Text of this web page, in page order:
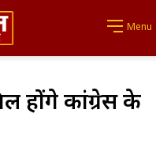
Menu
होंगे कांग्रेस के